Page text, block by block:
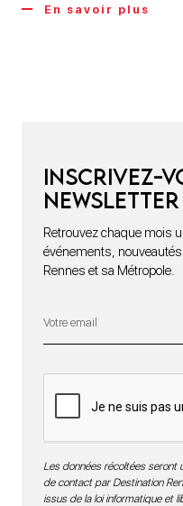
En savoir plus
Inscrivez-
newsletter
Retrouvez chaque mois
événements,
Rennes et sa Métropole.
Les données récoltées seront
de contact par Destination
issus de la loi informatique et